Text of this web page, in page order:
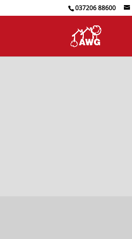
037206 88600